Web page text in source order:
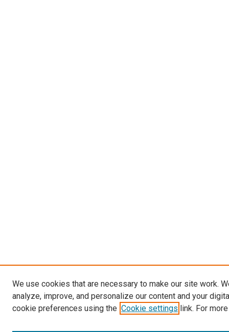
We use cookies that are necessary to make our site work.
analyze, improve, and personalize our content and your
cookie preferences using the Cookie settings link. For